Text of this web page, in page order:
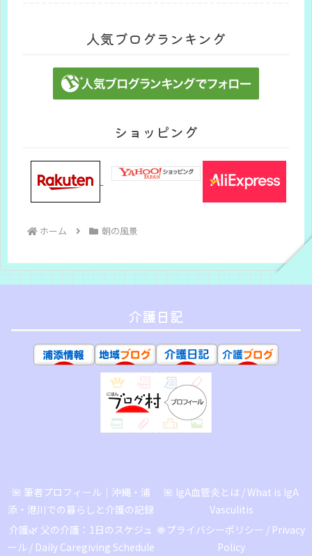
人気ブログランキング
ショッピング
ホーム 朝の風景
介護日記
🌺 筆者プロフィール｜沖縄・浦
添・港川での暮らしと介護の記録
🌺 IgA血管炎とは / What is IgA
Vasculitis
介護🌿 父の介護：1日のスケジュ
ール / Daily Caregiving Schedule
🌐 プライバシーポリシー / Privacy
Policy